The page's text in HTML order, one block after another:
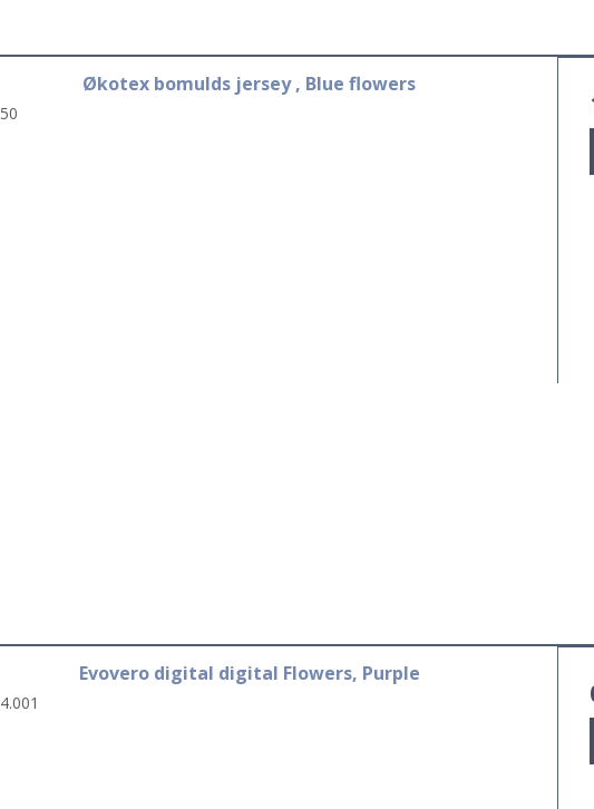
Økotex bomulds jersey , Blue flowers
Evovero digital digital Flowers, Purple